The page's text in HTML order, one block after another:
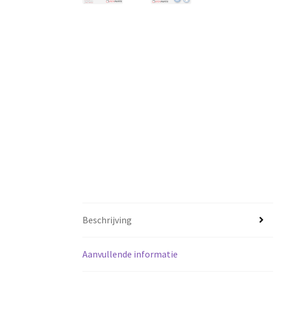
Beschrijving
Aanvullende informatie